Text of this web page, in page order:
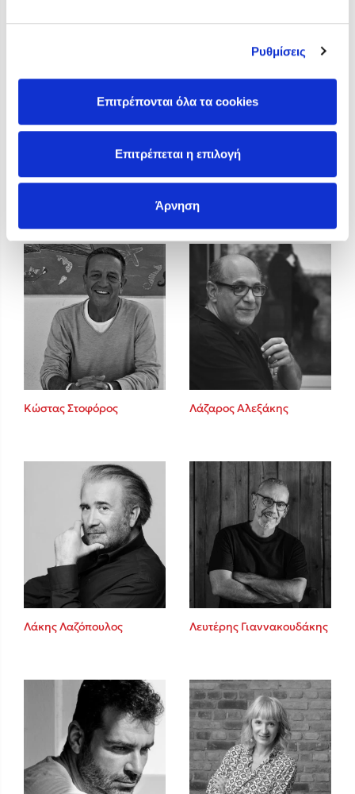
Ρυθμίσεις
Επιτρέπονται όλα τα cookies
Επιτρέπεται η επιλογή
Άρνηση
Ο Κώστας Κρομμύδας στο Παλαιοχώρι Καλαμπάκας
Ο Κώστας Κρομμύδας και η Μαρίνα Γιώτη στη Νικήτη
Ο Στέφανος Ξενάκης στη Χίο
Βιβλίου στο Πεδίον του Άρεως
Κώστας Στοφόρος Λάζαρος Αλεξάκης
Λάκης Λαζόπουλος Λευτέρης Γιαννακουδάκης